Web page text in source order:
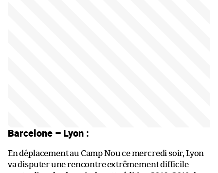
Barcelone – Lyon :
En déplacement au Camp Nou ce mercredi soir, Lyon
va disputer une rencontre extrêmement difficile